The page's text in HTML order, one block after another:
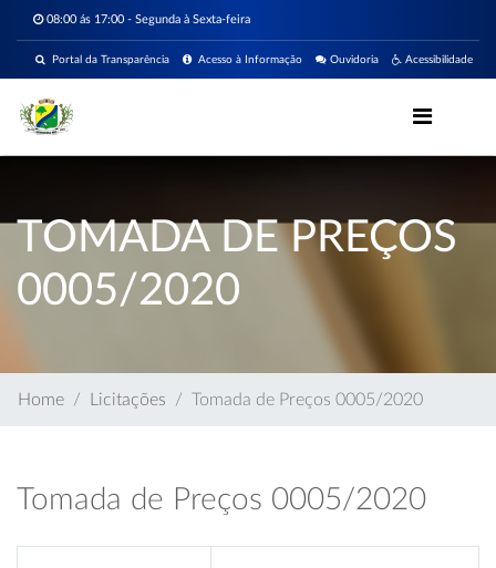
08:00 ás 17:00 - Segunda à Sexta-feira
Acessibilidade
Ouvidoria
Acesso à Informação
Portal da Transparência
TOMADA DE PREÇOS
0005/2020
Home Licitações Tomada de Preços 0005/2020
Tomada de Preços 0005/2020